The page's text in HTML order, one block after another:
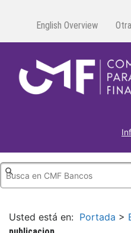
English Overview
Usted está en: Portada >